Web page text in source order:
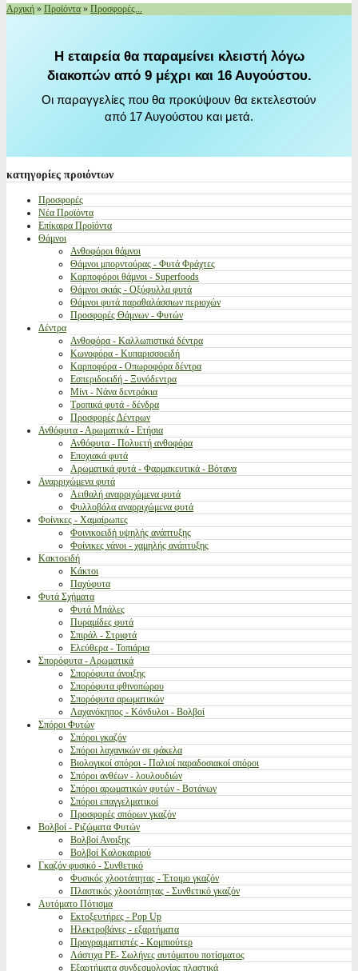
Αρχική » Προϊόντα » Προσφορές...
Η εταιρεία θα παραμείνει κλειστή λόγω
διακοπών από 9 μέχρι και 16 Αυγούστου.
Οι παραγγελίες που θα προκύψουν θα εκτελεστούν
από 17 Αυγούστου και μετά.
κατηγορίες προιόντων
Προσφορές
Νέα Προϊόντα
Επίκαιρα Προϊόντα
Θάμνοι
Ανθοφόροι θάμνοι
Θάμνοι μπορντούρας - Φυτά Φράχτες
Καρποφόροι θάμνοι - Superfoods
Θάμνοι σκιάς - Οξύφυλλα φυτά
Θάμνοι φυτά παραθαλάσσιων περιοχών
Προσφορές Θάμνων - Φυτών
Δέντρα
Ανθοφόρα - Καλλωπιστικά δέντρα
Κωνοφόρα - Κυπαρισσοειδή
Καρποφόρα - Οπωροφόρα δέντρα
Εσπεριδοειδή - Ξυνόδεντρα
Μίνι - Νάνα δεντράκια
Τροπικά φυτά - δένδρα
Προσφορές Δέντρων
Ανθόφυτα - Αρωματικά - Ετήσια
Ανθόφυτα - Πολυετή ανθοφόρα
Εποχιακά φυτά
Αρωματικά φυτά - Φαρμακευτικά - Βότανα
Αναρριχώμενα φυτά
Αειθαλή αναρριχώμενα φυτά
Φυλλοβόλα αναρριχώμενα φυτά
Φοίνικες - Χαμαίρωπες
Φοινικοειδή υψηλής ανάπτυξης
Φοίνικες νάνοι - χαμηλής ανάπτυξης
Κακτοειδή
Κάκτοι
Παχύφυτα
Φυτά Σχήματα
Φυτά Μπάλες
Πυραμίδες φυτά
Σπιράλ - Στριφτά
Ελεύθερα - Τοπιάρια
Σπορόφυτα - Αρωματικά
Σπορόφυτα άνοιξης
Σπορόφυτα φθινοπώρου
Σπορόφυτα αρωματικών
Λαχανόκηπος - Κόνδυλοι - Βολβοί
Σπόροι Φυτών
Σπόροι γκαζόν
Σπόροι λαχανικών σε φάκελα
Βιολογικοί σπόροι - Παλιοί παραδοσιακοί σπόροι
Σπόροι ανθέων - λουλουδιών
Σπόροι αρωματικών φυτών - Βοτάνων
Σπόροι επαγγελματικοί
Προσφορές σπόρων γκαζόν
Βολβοί - Ριζώματα Φυτών
Βολβοί Ανοιξης
Βολβοί Καλοκαιριού
Γκαζόν φυσικό - Συνθετικό
Φυσικός χλοοτάπητας - Έτοιμο γκαζόν
Πλαστικός χλοοτάπητας - Συνθετικό γκαζόν
Αυτόματο Πότισμα
Εκτοξευτήρες - Pop Up
Ηλεκτροβάνες - εξαρτήματα
Προγραμματιστές - Κομπιούτερ
Λάστιχα PE- Σωλήνες αυτόματου ποτίσματος
Εξαρτήματα συνδεσμολογίας πλαστικά